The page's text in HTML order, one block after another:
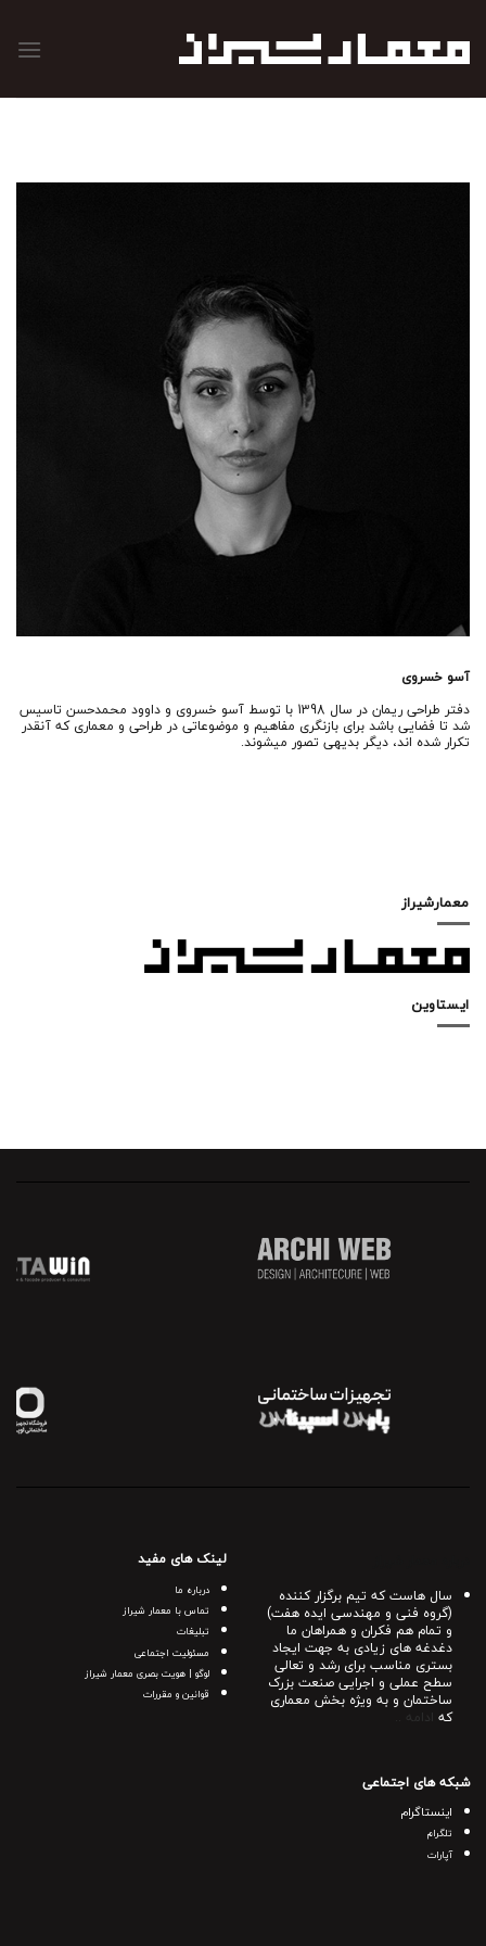
محتوا
آسو خسروی
دفتر طراحی ریمان در سال 1398 با توسط آسو خسروی و داوود محمدحسن تاسیس
شد تا فضایی باشد برای بازنگری مفاهیم و موضوعاتی در طراحی و معماری که آنقدر
تکرار شده اند، دیگر بدیهی تصور میشوند.
معمارشیراز
ایستاوین
سال هاست که تیم برگزار کننده
(گروه فنی و مهندسی ایده هفت)
و تمام هم فکران و همراهان ما
دغدغه های زیادی به جهت ایجاد
بستری مناسب برای رشد و تعالی
سطح عملی و اجرایی صنعت بزرک
ساختمان و به ویژه بخش معماری
که
لینک های مفید
درباره ما
تماس با معمار شیراز
تبلیغات
مسئولیت اجتماعی
لوگو | هویت بصری معمار شیراز
قوانین و مقررات
شبکه های اجتماعی
اینستاگرام
تلگرام
آپارات